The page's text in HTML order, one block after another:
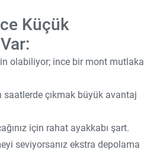
Küçük
olabiliyor; ince bir mont mutlaka
saatlerde çıkmak büyük avantaj
için rahat ayakkabı şart.
seviyorsanız ekstra depolama